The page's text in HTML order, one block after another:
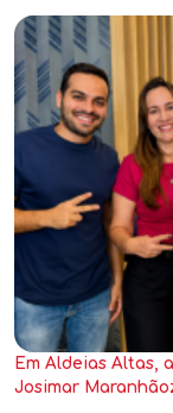
Em Aldeias Altas,
Josimar